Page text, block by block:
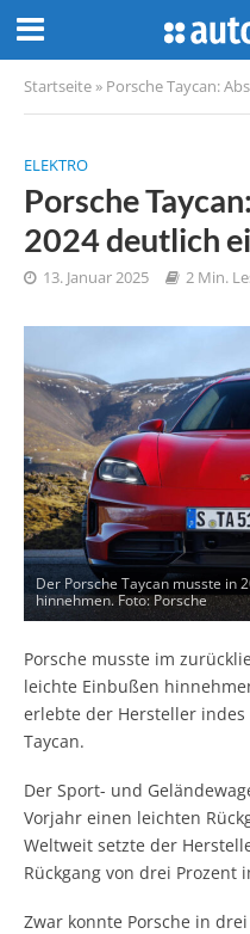
Startseite » Porsche Taycan:
ELEKTRO
Porsche
2024 deutlich
13. Januar 2025 2 Min.
Der Porsche Taycan musste in
hinnehmen. Foto: Porsche
Porsche musste im
leichte Einbußen
erlebte der Hersteller
Taycan.
Der Sport- und
Vorjahr einen leichten
Weltweit setzte der
Rückgang von drei Prozent
Zwar konnte Porsche in